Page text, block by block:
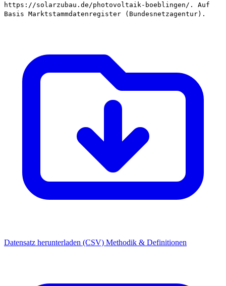
https://solarzubau.de/photovoltaik-boeblingen/. Auf
Basis Marktstammdatenregister (Bundesnetzagentur).
Datensatz herunterladen (CSV) Methodik & Definitionen